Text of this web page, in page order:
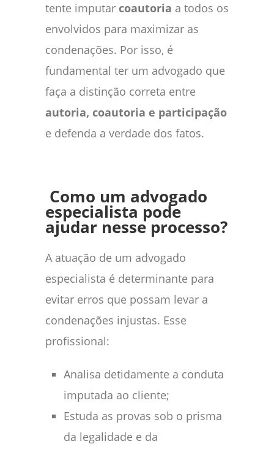
tente imputar coautoria a todos os
envolvidos para maximizar as
condenações. Por isso, é
fundamental ter um advogado que
faça a distinção correta entre
autoria, coautoria e participação
e defenda a verdade dos fatos.
Como um advogado
especialista pode
ajudar nesse processo?
A atuação de um advogado
especialista é determinante para
evitar erros que possam levar a
condenações injustas. Esse
profissional:
Analisa detidamente a conduta
imputada ao cliente;
Estuda as provas sob o prisma
da legalidade e da